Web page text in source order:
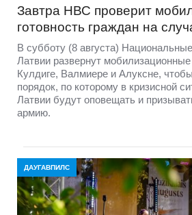
Завтра НВС проверит
готовность граждан на
В субботу (8 августа)
Латвии развернут
Кулдиге, Валмиере и Алуксне,
порядок, по которому в кризисной
Латвии будут оповещать и
армию.
ДАУГАВПИЛС